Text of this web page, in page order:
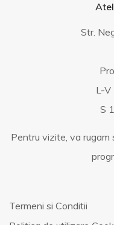
Str.
L-V
S
Pentru vizite, va
Termeni si Conditii